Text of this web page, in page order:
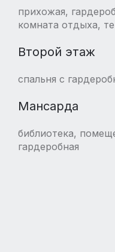
прихожая,
комната отдыха,
Второй этаж
спальня с
Мансарда
библиотека,
гардеробная